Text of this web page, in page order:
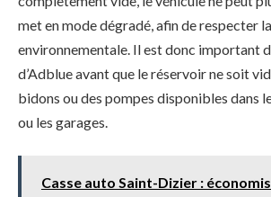
met en mode dégradé, afin de respecter
environnementale. Il est donc important
d’Adblue avant que le réservoir ne soit
bidons ou des pompes disponibles dans
ou les garages.
Casse auto Saint-Dizier :